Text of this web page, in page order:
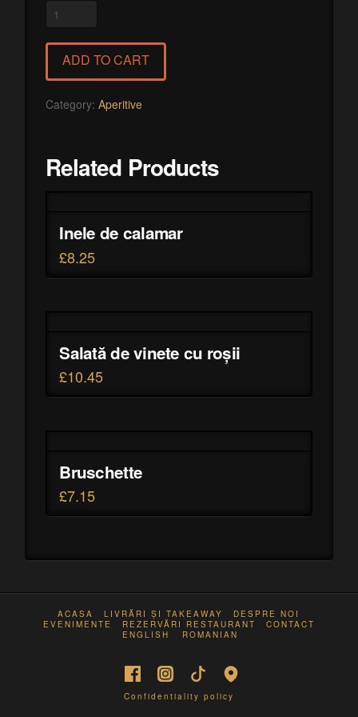
Creveți
ADD TO CART
Category:Aperitive
Related Products
Inele de calamar
£8.25
Salată de vinete cu roșii
£10.45
Bruschette
£7.15
ACASA LIVRĂRI ȘI TAKEAWAY
DESPRE NOI
EVENIMENTE
REZERVĂRI RESTAURANT
CONTACT
ENGLISH
ROMANIAN
Confidentiality policy